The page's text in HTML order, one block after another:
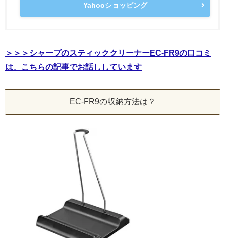
Yahooショッピング
＞＞＞シャープのスティッククリーナーEC-FR9の口コミ
は、こちらの記事でお話ししています
EC-FR9の収納方法は？